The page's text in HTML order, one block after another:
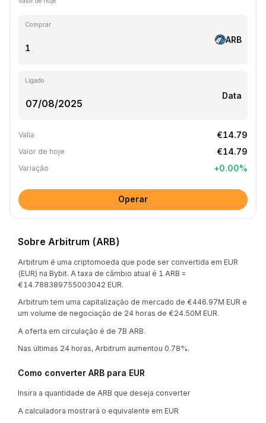
Comprar
ARB
Ligado
Data
Valia €14.79
Valor de hoje €14.79
Variação +0.00%
Operar
Sobre Arbitrum (ARB)
Arbitrum é uma criptomoeda que pode ser convertida em EUR
(EUR) na Bybit. A taxa de câmbio atual é 1 ARB =
€14.788389755003042 EUR.
Arbitrum tem uma capitalização de mercado de €446.97M EUR e
um volume de negociação de 24 horas de €24.50M EUR.
A oferta em circulação é de 7B ARB.
Nas últimas 24 horas, Arbitrum aumentou 0.78%.
Como converter ARB para EUR
Insira a quantidade de ARB que deseja converter
A calculadora mostrará o equivalente em EUR